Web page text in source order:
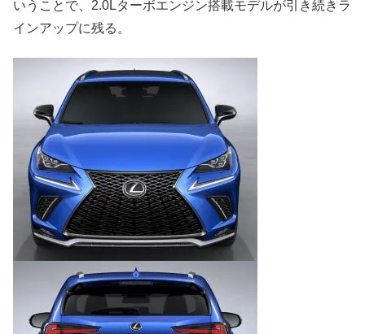
いうことで、2.0Lターボエンジン搭載モデルが引き続きラ
インアップに残る。